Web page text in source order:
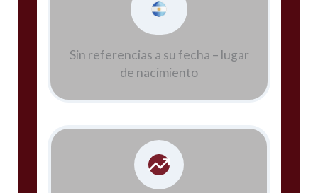
Sin referencias a su fecha – lugar
de nacimiento